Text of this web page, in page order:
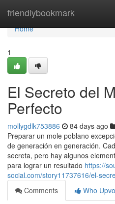
friendlybookmark
Home
Home
1
El Secreto del
Perfecto
mollygdlk753886 84 days ago
Preparar un mole poblano
de generación en generación.
secreta, pero hay algunos
para lograr un resultado https://
social.com/story11737616/el-
Comments
Who